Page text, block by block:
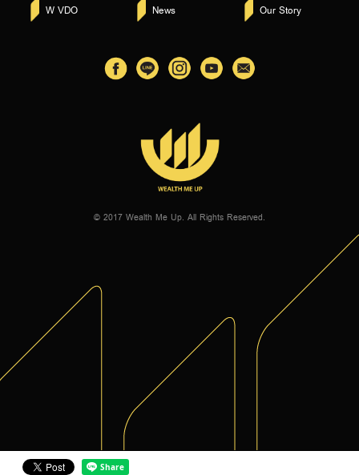
W VDO News Our Story
© 2017 Wealth Me Up. All Rights Reserved.